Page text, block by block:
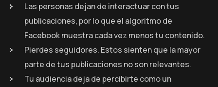
Las personas dejan de interactuar con tus
publicaciones, por lo que el algoritmo de
Facebook muestra cada vez menos tu contenido.
Pierdes seguidores. Estos sienten que la mayor
parte de tus publicaciones no son relevantes.
Tu audiencia deja de percibirte como un